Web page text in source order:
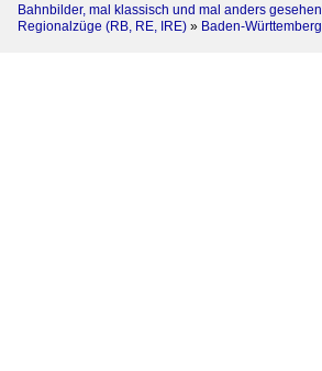
Bahnbilder, mal klassisch und mal anders gesehen.
Regionalzüge (RB, RE, IRE) » Baden-Württemberg